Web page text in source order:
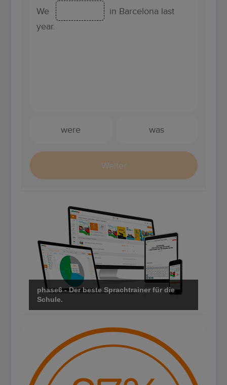
phase6 - Der beste Sprachtrainer für die
Schule.